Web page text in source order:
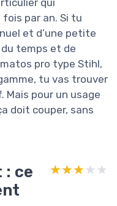
par an. Si tu
et d’une petite
temps et de
pro type Stihl,
tu vas trouver
Mais pour un usage
doit couper, sans
: ce
★★★★★
★★★★★